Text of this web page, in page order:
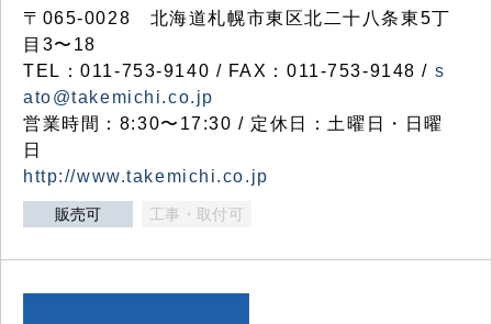
〒065-0028 北海道札幌市東区北二十八条東5丁
目3〜18
TEL：011-753-9140 / FAX：011-753-9148 / s
ato@takemichi.co.jp
営業時間：8:30〜17:30 / 定休日：土曜日・日曜
日
http://www.takemichi.co.jp
販売可 工事・取付可